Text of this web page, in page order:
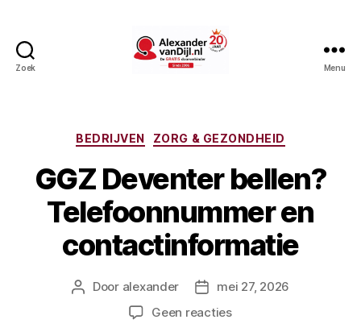
Zoek Menu
Categorieën
BEDRIJVEN ZORG & GEZONDHEID
GGZ Deventer bellen?
Telefoonnummer en
contactinformatie
Berichtauteur
Door alexander Berichtdatum
mei 27, 2026
Geen reactiesop